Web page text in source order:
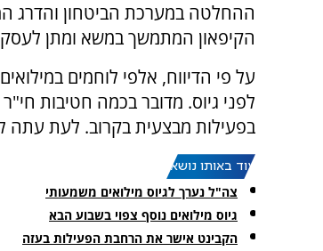
ההחלטה במערכת הביטחון והדרג
הקיפאון המתמשך במשא ומתן
על פי הדיווח, אלפי לוחמים
לפני גיוס. מדובר בכמה חטיבות חי"ר
בפעילות מבצעית בקרוב. לעת עתה לא
עוד באותו נושא:
צה"ל נערך לגיוס מילואים משמעותי
גיוס מילואים נוסף צפוי בשבוע הבא
הקבינט אישר את הרחבת הפעילות בעזה